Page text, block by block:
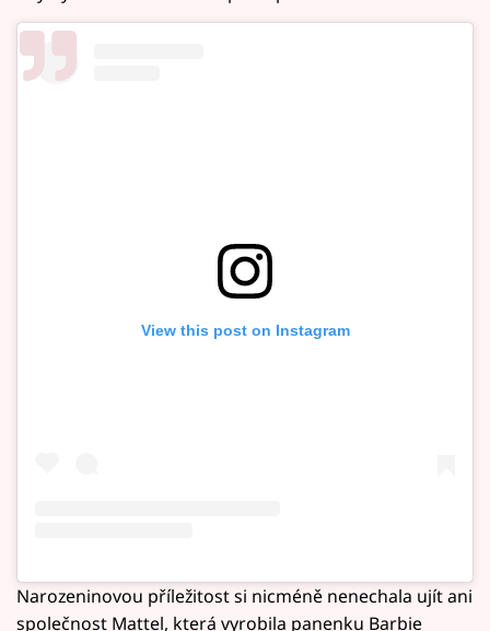
View this post on Instagram
Narozeninovou příležitost si nicméně nenechala ujít ani
společnost Mattel, která vyrobila panenku Barbie